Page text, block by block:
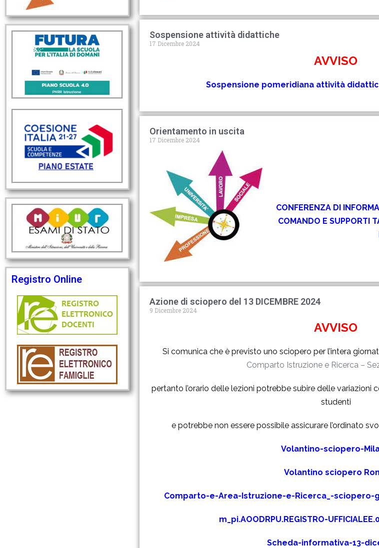
Registro Online
Sospensione attività didattiche
17 Dicembre 2024
AVVISO
Sospensione pomeridiana attività
Orientamento in uscita
17 Dicembre 2024
CONFERENZA DI
COMANDO E SUPPORTI
Azione di sciopero del 13 DICEMBRE 2024
9 Dicembre 2024
AVVISO
Si comunica che è previsto uno sciopero per l’intera
Comparto Istruzione e Ricerca –
pertanto l’orario delle lezioni potrebbe subire delle variazioni
studenti
e potrebbe non essere possibile assicurare l’ordinato
Volantino-sciopero-
Volantino sciopero
Comparto-e-Area-Istruzione-e-Ricerca_-sciopero-
m_pi.AOODRPU.REGISTRO-
Scheda-informativa-13-